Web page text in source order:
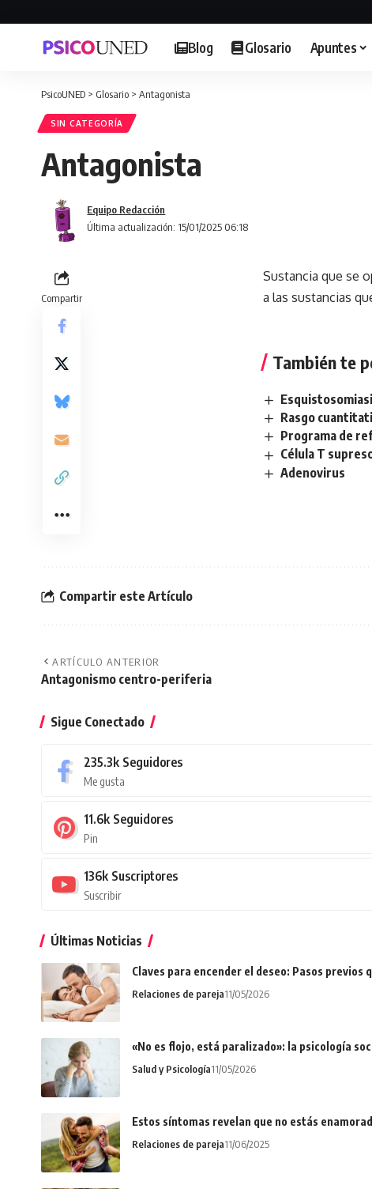
Blog Glosario Apuntes
PsicoUNED > Glosario > Antagonista
SIN CATEGORÍA
Antagonista
Última actualización: 15/01/2025 06:18
Equipo Redacción
Compartir
Sustancia que se
a las sustancias
También te
Rasgo
Programa de
Célula T
Adenovirus
Compartir este Artículo
ARTÍCULO ANTERIOR
Antagonismo centro-periferia
Sigue Conectado
235.3k Seguidores
Me gusta
11.6k Seguidores
Pin
136k Suscriptores
Suscribir
Últimas Noticias
Claves para encender el deseo: Pasos previos
Relaciones de pareja11/05/2026
«No es flojo, está paralizado»: la psicología
Salud y Psicología11/05/2026
Estos síntomas revelan que no estás
Relaciones de pareja11/06/2025